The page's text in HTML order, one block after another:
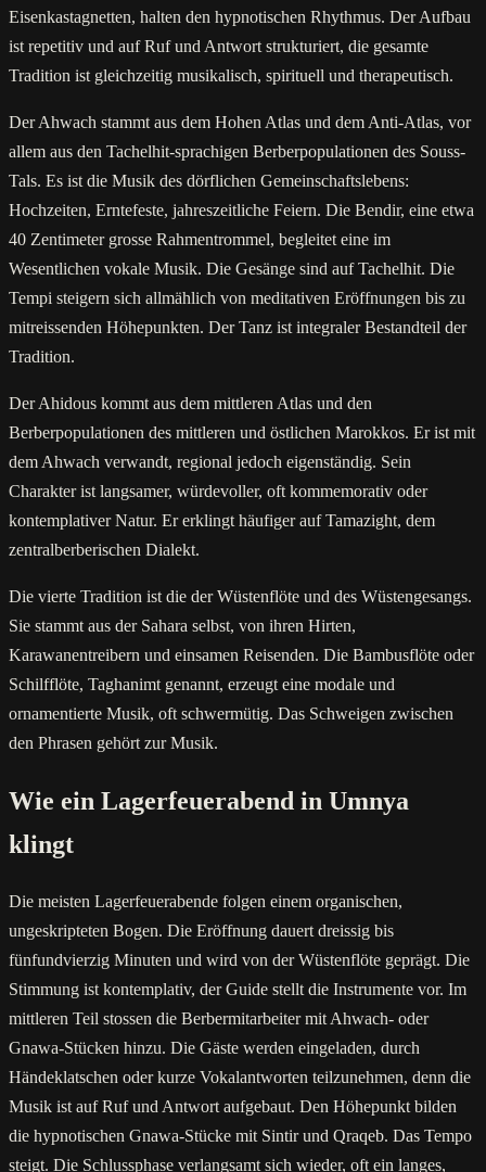
Eisenkastagnetten, halten den hypnotischen Rhythmus. Der Aufbau
ist repetitiv und auf Ruf und Antwort strukturiert, die gesamte
Tradition ist gleichzeitig musikalisch, spirituell und therapeutisch.
Der Ahwach stammt aus dem Hohen Atlas und dem Anti-Atlas, vor
allem aus den Tachelhit-sprachigen Berberpopulationen des Souss-
Tals. Es ist die Musik des dörflichen Gemeinschaftslebens:
Hochzeiten, Erntefeste, jahreszeitliche Feiern. Die Bendir, eine etwa
40 Zentimeter grosse Rahmentrommel, begleitet eine im
Wesentlichen vokale Musik. Die Gesänge sind auf Tachelhit. Die
Tempi steigern sich allmählich von meditativen Eröffnungen bis zu
mitreissenden Höhepunkten. Der Tanz ist integraler Bestandteil der
Tradition.
Der Ahidous kommt aus dem mittleren Atlas und den
Berberpopulationen des mittleren und östlichen Marokkos. Er ist mit
dem Ahwach verwandt, regional jedoch eigenständig. Sein
Charakter ist langsamer, würdevoller, oft kommemorativ oder
kontemplativer Natur. Er erklingt häufiger auf Tamazight, dem
zentralberberischen Dialekt.
Die vierte Tradition ist die der Wüstenflöte und des Wüstengesangs.
Sie stammt aus der Sahara selbst, von ihren Hirten,
Karawanentreibern und einsamen Reisenden. Die Bambusflöte oder
Schilfflöte, Taghanimt genannt, erzeugt eine modale und
ornamentierte Musik, oft schwermütig. Das Schweigen zwischen
den Phrasen gehört zur Musik.
Wie ein Lagerfeuerabend in Umnya
klingt
Die meisten Lagerfeuerabende folgen einem organischen,
ungeskripteten Bogen. Die Eröffnung dauert dreissig bis
fünfundvierzig Minuten und wird von der Wüstenflöte geprägt. Die
Stimmung ist kontemplativ, der Guide stellt die Instrumente vor. Im
mittleren Teil stossen die Berbermitarbeiter mit Ahwach- oder
Gnawa-Stücken hinzu. Die Gäste werden eingeladen, durch
Händeklatschen oder kurze Vokalantworten teilzunehmen, denn die
Musik ist auf Ruf und Antwort aufgebaut. Den Höhepunkt bilden
die hypnotischen Gnawa-Stücke mit Sintir und Qraqeb. Das Tempo
steigt. Die Schlussphase verlangsamt sich wieder, oft ein langes,